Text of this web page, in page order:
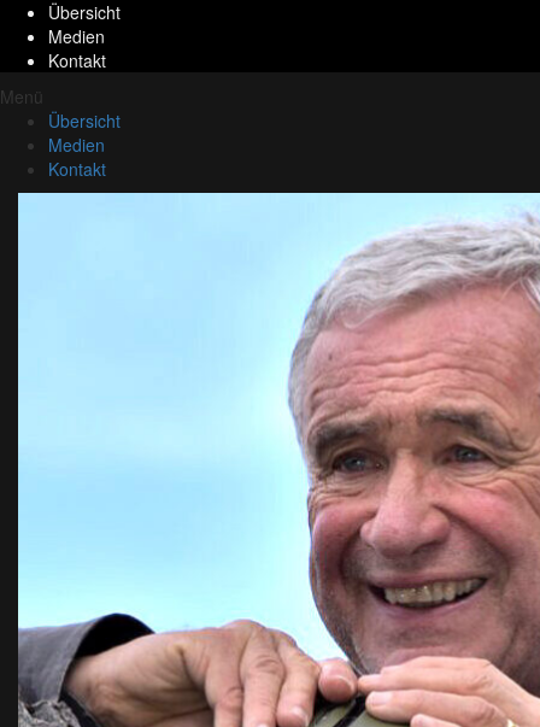
Übersicht
Medien
Kontakt
Menü
Übersicht
Medien
Kontakt